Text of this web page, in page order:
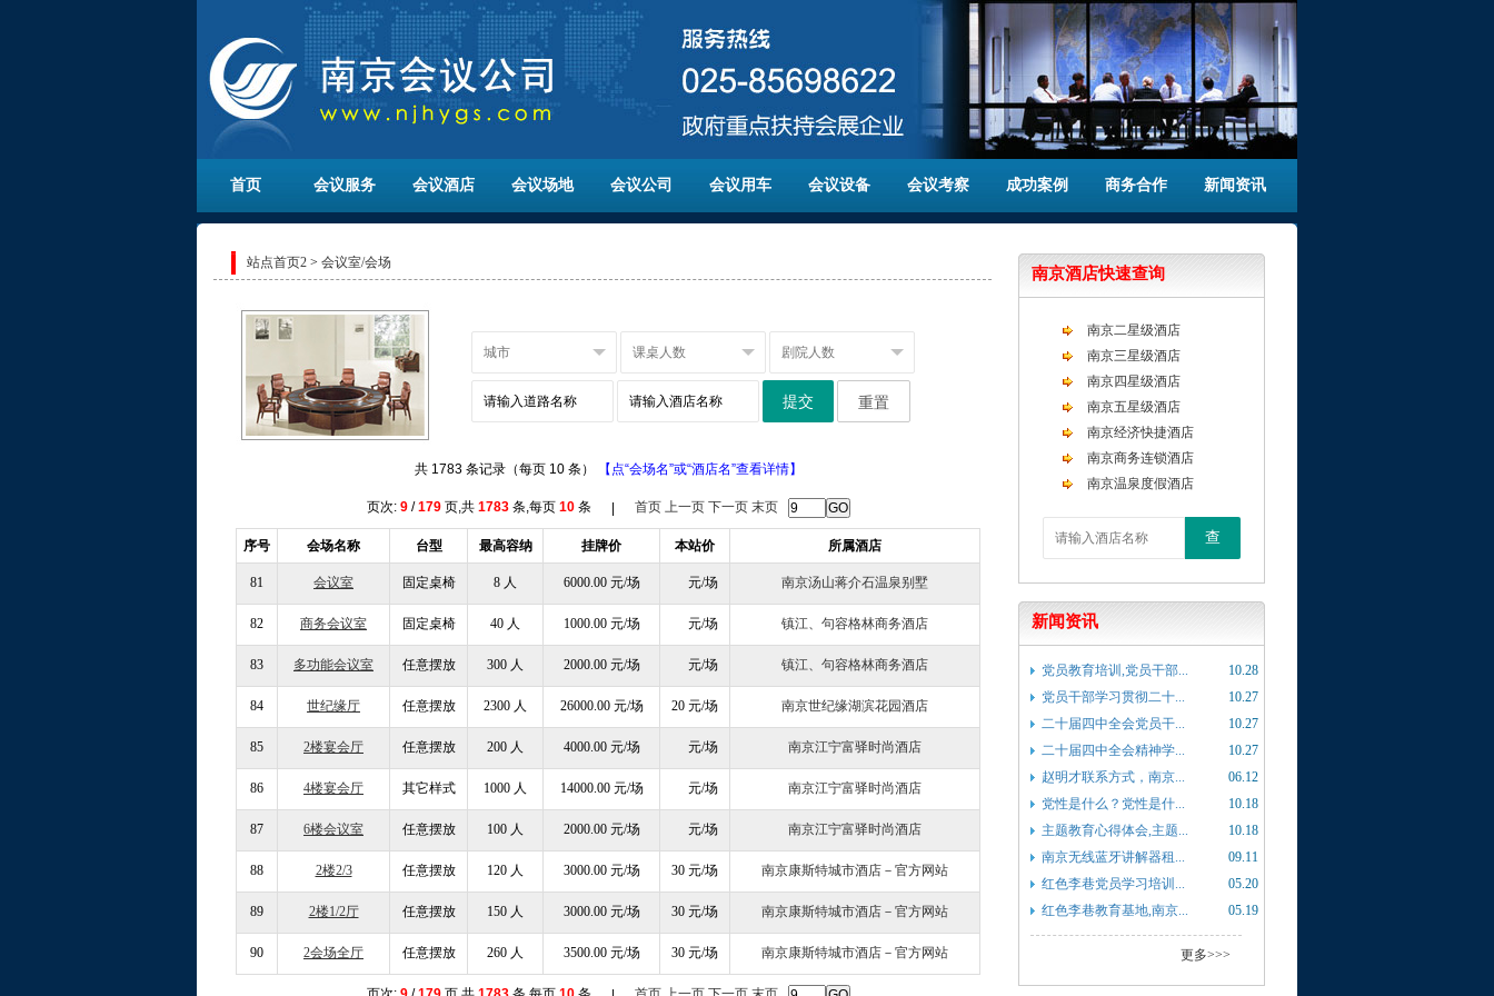
首页 会议服务 会议酒店 会议场地 会议公司 会议用车 会议设备 会议考察 成功案例 商务合作 新闻资讯
站点首页2 > 会议室/会场
提交 重置
共 1783 条记录（每页 10 条） 【点“会场名”或“酒店名”查看详情】
页次: 9/179页,共 1783条,每页 10条 首页 上一页 下一页 末页
序号 会场名称 台型 最高容纳 挂牌价 本站价 所属酒店
81 会议室 固定桌椅 8 人 6000.00 元/场 元/场 南京汤山蒋介石温泉别墅
82 商务会议室 固定桌椅 40 人 1000.00 元/场 元/场 镇江、句容格林商务酒店
83 多功能会议室 任意摆放 300 人 2000.00 元/场 元/场 镇江、句容格林商务酒店
84 世纪缘厅 任意摆放 2300 人 26000.00 元/场 20 元/场 南京世纪缘湖滨花园酒店
85 2楼宴会厅 任意摆放 200 人 4000.00 元/场 元/场 南京江宁富驿时尚酒店
86 4楼宴会厅 其它样式 1000 人 14000.00 元/场 元/场 南京江宁富驿时尚酒店
87 6楼会议室 任意摆放 100 人 2000.00 元/场 元/场 南京江宁富驿时尚酒店
88 2楼2/3 任意摆放 120 人 3000.00 元/场 30 元/场 南京康斯特城市酒店－官方网站
89 2楼1/2厅 任意摆放 150 人 3000.00 元/场 30 元/场 南京康斯特城市酒店－官方网站
90 2会场全厅 任意摆放 260 人 3500.00 元/场 30 元/场 南京康斯特城市酒店－官方网站
南京酒店快速查询
南京二星级酒店
南京三星级酒店
南京四星级酒店
南京五星级酒店
南京经济快捷酒店
南京商务连锁酒店
南京温泉度假酒店
查
新闻资讯
10.28
党员教育培训,党员干部...
10.27
党员干部学习贯彻二十...
10.27
二十届四中全会党员干...
10.27
二十届四中全会精神学...
06.12
赵明才联系方式，南京...
10.18
党性是什么？党性是什...
10.18
主题教育心得体会,主题...
09.11
南京无线蓝牙讲解器租...
05.20
红色李巷党员学习培训...
05.19
红色李巷教育基地,南京...
更多>>>